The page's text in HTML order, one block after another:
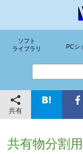
ソフト
ライブラリ
PCシ
共有
共有物分割